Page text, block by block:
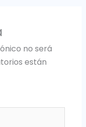
no será
están